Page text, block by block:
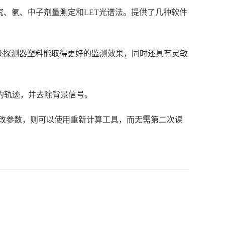
氡、中子剂量测定和LET光谱法。提供了几种软件
测器塑料能取得更好的监测效果，同时还具有灵敏
迹，并去除背景信号。
参数，则可以使用重新计算工具，而无需第二次读